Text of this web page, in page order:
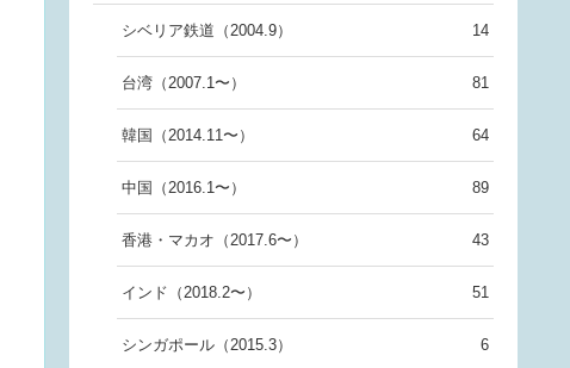
シベリア鉄道（2004.9） 14
台湾（2007.1〜） 81
韓国（2014.11〜） 64
中国（2016.1〜） 89
香港・マカオ（2017.6〜） 43
インド（2018.2〜） 51
シンガポール（2015.3） 6